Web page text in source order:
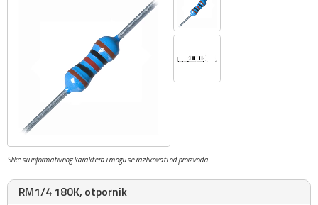
Slike su informativnog karaktera i mogu se razlikovati od proizvoda
RM1/4 180K, otpornik